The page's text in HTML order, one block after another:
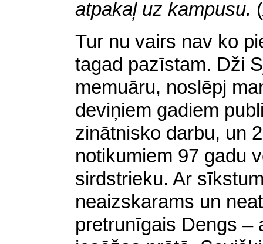
atpakaļ uz kampusu. (
Tur nu vairs nav ko
tagad pazīstam. Dži
memuāru, noslēpj
deviņiem gadiem
zinātnisko darbu, un
notikumiem 97 gadu
sirdstrieku. Ar
neaizskarams un
pretrunīgais Dengs –